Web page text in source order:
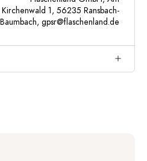
Kirchenwald 1, 56235 Ransbach-
Baumbach, gpsr@flaschenland.de